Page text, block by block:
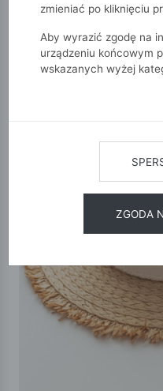
zmieniać po kliknięciu
Aby wyrazić zgodę na
urządzeniu końcowym
wskazanych wyżej
ZGODA